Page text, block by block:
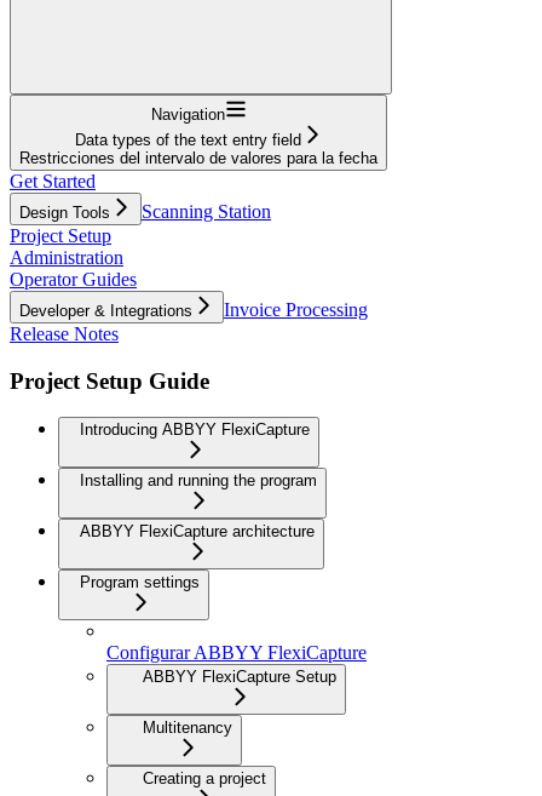
Navigation
Data types of the text entry field
Restricciones del intervalo de valores para la fecha
Get Started
Design Tools
Scanning Station
Project Setup
Administration
Operator Guides
Developer & Integrations
Invoice Processing
Release Notes
Project Setup Guide
Introducing ABBYY FlexiCapture
Installing and running the program
ABBYY FlexiCapture architecture
Program settings
Configurar ABBYY FlexiCapture
ABBYY FlexiCapture Setup
Multitenancy
Creating a project